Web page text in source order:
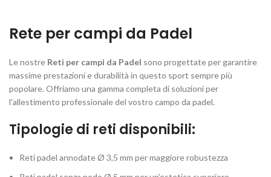
Rete per campi da Padel
Le nostre Reti per campi da Padel sono progettate per garantire
massime prestazioni e durabilità in questo sport sempre più
popolare. Offriamo una gamma completa di soluzioni per
l'allestimento professionale del vostro campo da padel.
Tipologie di reti disponibili:
Reti padel annodate Ø 3,5 mm per maggiore robustezza